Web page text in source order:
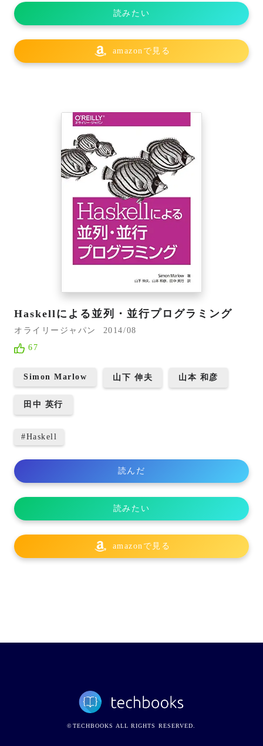
読みたい
amazonで見る
Haskellによる並列・並行プログラミング
オライリージャパン
2014/08
67
Simon Marlow 山下 伸夫 山本 和彦
田中 英行
#Haskell
読んだ
読みたい
amazonで見る
©TECHBOOKS ALL RIGHTS RESERVED.